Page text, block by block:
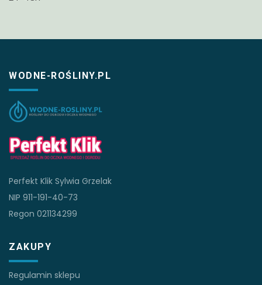
WODNE-ROŚLINY.PL
Perfekt Klik Sylwia Grzelak
NIP 911-191-40-73
Regon 021134299
ZAKUPY
Regulamin sklepu